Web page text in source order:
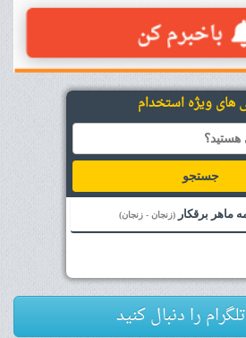
های ویژه استخدام
جستجو
ماهر برقکار (زنجان - زنجان)
را دنبال کنید